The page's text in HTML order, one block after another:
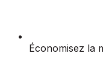
Économisez la